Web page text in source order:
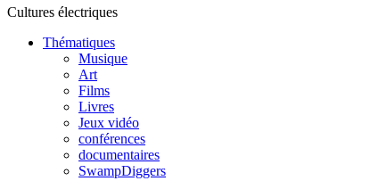
Cultures électriques
Thématiques
Musique
Art
Films
Livres
Jeux vidéo
conférences
documentaires
SwampDiggers